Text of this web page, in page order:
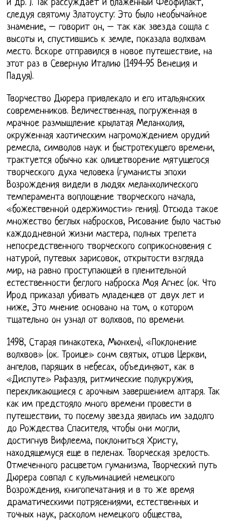
и др. ). Так рассуждает и блаженный Феофилакт,
следуя святому Златоусту: Это было необычайное
знамение, – говорит он, – так как звезда сошла с
высоты и, спустившись к земле, показала волхвам
место. Вскоре отправился в новое путешествие, на
этот раз в Северную Италию (1494-95 Венеция и
Падуя).
Творчество Дюрера привлекало и его итальянских
современников. Величественная, погруженная в
мрачное размышление крылатая Меланхолия,
окруженная хаотическим нагромождением орудий
ремесла, символов наук и быстротекущего времени,
трактуется обычно как олицетворение мятущегося
творческого духа человека (гуманисты эпохи
Возрождения видели в людях меланхолического
темперамента воплощение творческого начала,
«божественной одержимости» гения). Отсюда такое
множество беглых набросков, Рисование было частью
каждодневной жизни мастера, полных трепета
непосредственного творческого соприкосновения с
натурой, путевых зарисовок, открытости взгляда
мир, на равно проступающей в пленительной
естественности беглого наброска Моя Агнес (ок. Что
Ирод приказал убивать младенцев от двух лет и
ниже, Это мнение основано на том, о котором
тщательно он узнал от волхвов, по времени.
1498, Старая пинакотека, Мюнхен), «Поклонение
волхвов» (ок. Троице» сонм святых, отцов Церкви,
ангелов, парящих в небесах, объединяют, как в
«Диспуте» Рафаэля, ритмические полукружия,
перекликающиеся с арочным завершением алтаря. Так
как им предстояло много времени провести в
путешествии, то посему звезда явилась им задолго
до Рождества Спасителя, чтобы они могли,
достигнув Вифлеема, поклониться Христу,
находящемуся еще в пеленах. Творческая зрелость.
Отмеченного расцветом гуманизма, Творческий путь
Дюрера совпал с кульминацией немецкого
Возрождения, книгопечатания и в то же время
драматическими потрясениями, естественных и
точных наук, расколом немецкого общества,